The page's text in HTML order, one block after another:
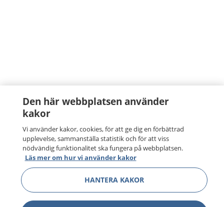
Den här webbplatsen använder
kakor
Vi använder kakor, cookies, för att ge dig en förbättrad
upplevelse, sammanställa statistik och för att viss
nödvändig funktionalitet ska fungera på webbplatsen.
Läs mer om hur vi använder kakor
HANTERA KAKOR